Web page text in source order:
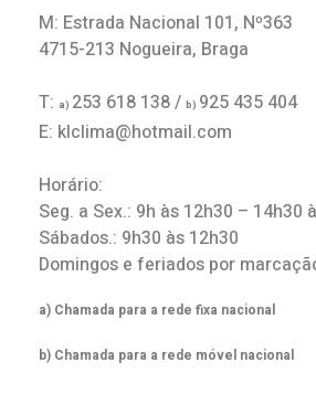
M: Estrada Nacional 101, Nº363
4715-213 Nogueira, Braga
T: a) 253 618 138 / b) 925 435 404
E: klclima@hotmail.com
Horário:
Seg. a Sex.: 9h às 12h30 – 14h30
Sábados.: 9h30 às 12h30
Domingos e feriados por
a) Chamada para a rede fixa nacional
b) Chamada para a rede móvel nacional